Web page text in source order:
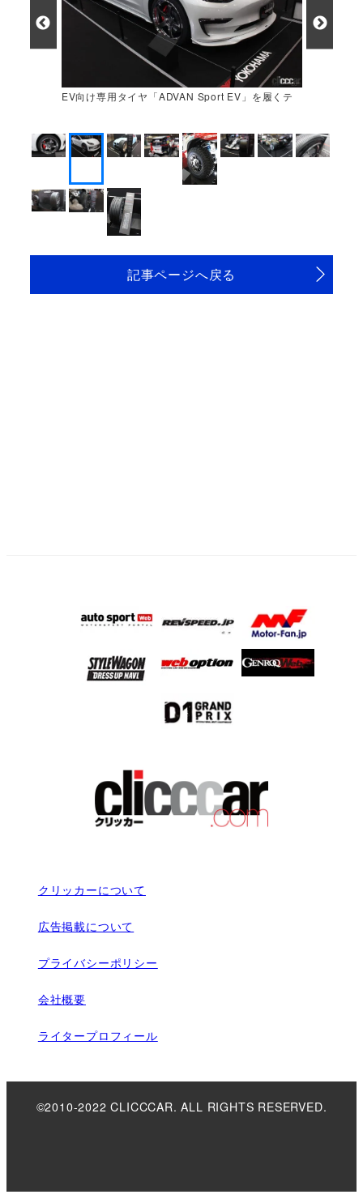
EV向け専用タイヤ「ADVAN Sport EV」を履くテ
記事ページへ戻る
クリッカーについて
広告掲載について
プライバシーポリシー
会社概要
ライタープロフィール
©2010-2022 CLICCCAR. ALL RIGHTS RESERVED.